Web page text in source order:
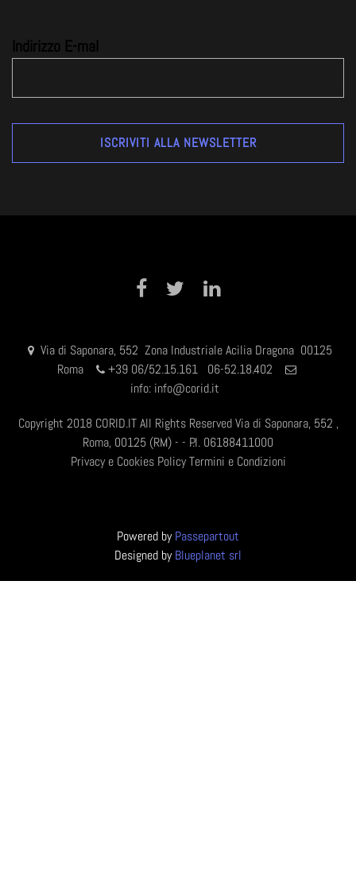
Indirizzo E-mal
Facebook Twitter
Via di Saponara, 552 Zona Industriale Acilia Dragona 00125
Roma
+39 06/52.15.161 06-52.18.402
info: info@corid.it
Copyright 2018 CORID.IT All Rights Reserved Via di Saponara, 552 ,
Roma, 00125 (RM) - - P.I. 06188411000
Privacy e Cookies Policy Termini e Condizioni
Powered byPassepartout
Designed byBlueplanet srl